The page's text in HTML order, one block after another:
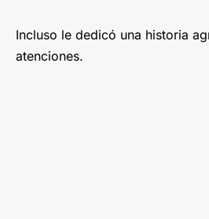
Incluso le dedicó una historia
atenciones.